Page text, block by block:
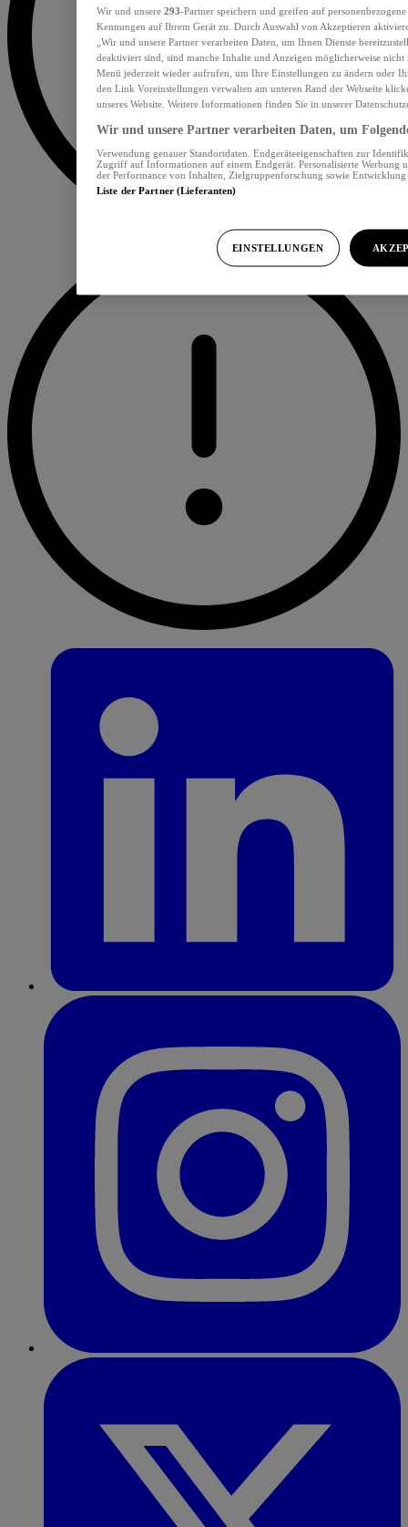
Wir und unsere 293-Partner speichern und greifen auf
Kennungen auf Ihrem Gerät zu. Durch Auswahl von Akzeptieren
„Wir und unsere Partner verarbeiten Daten, um Ihnen Dienste
deaktiviert sind, sind manche Inhalte und Anzeigen möglicherweise nicht
Menü jederzeit wieder aufrufen, um Ihre Einstellungen zu ändern oder
den Link Voreinstellungen verwalten am unteren Rand der Webseite
unseres Website. Weitere Informationen finden Sie in unserer
Wir und unsere Partner verarbeiten Daten, um
Verwendung genauer Standortdaten. Endgeräteeigenschaften zur
Zugriff auf Informationen auf einem Endgerät. Personalisierte Werbung
der Performance von Inhalten, Zielgruppenforschung sowie
Liste der Partner (Lieferanten)
EINSTELLUNGEN